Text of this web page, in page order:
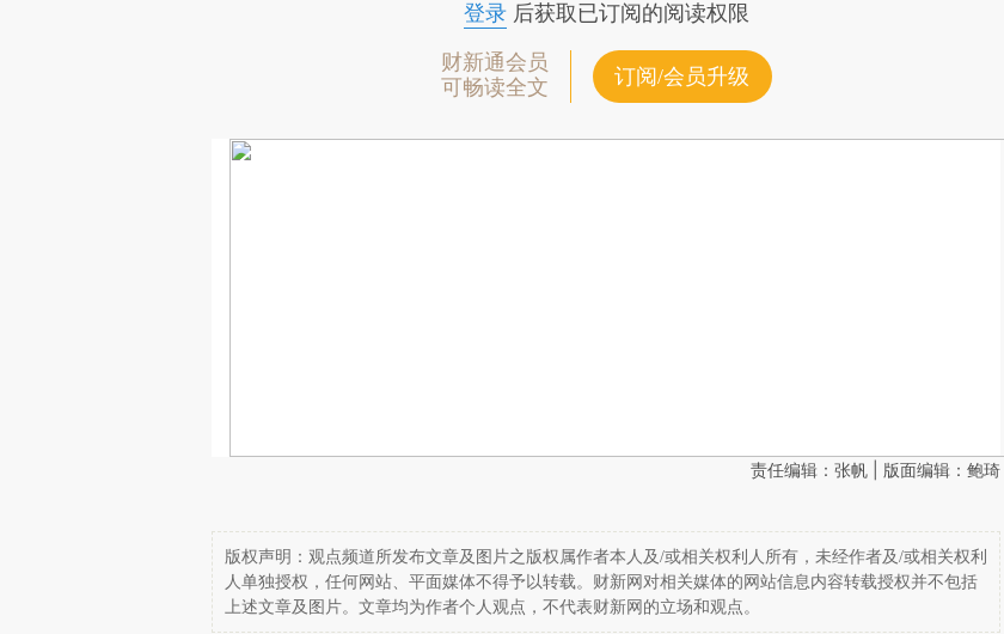
登录后获取已订阅的阅读权限
财新通会员
可畅读全文
订阅/会员升级
责任编辑：张帆 | 版面编辑：鲍琦
版权声明：观点频道所发布文章及图片之版权属作者本人及/或相关权利人所有，未经作者及/或相关权利
人单独授权，任何网站、平面媒体不得予以转载。财新网对相关媒体的网站信息内容转载授权并不包括
上述文章及图片。文章均为作者个人观点，不代表财新网的立场和观点。